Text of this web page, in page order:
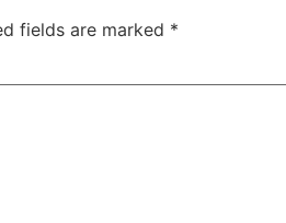
fields are marked *